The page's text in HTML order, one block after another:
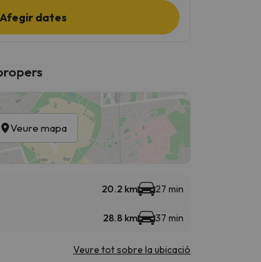
Afegir dates
Veure mapa
20.2 km 27 min
28.8 km 37 min
Veure tot sobre la ubicació